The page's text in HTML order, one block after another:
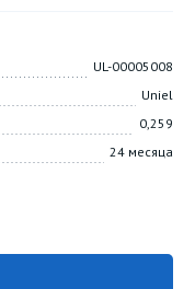
UL-00005008
Uniel
0,259
24 месяца